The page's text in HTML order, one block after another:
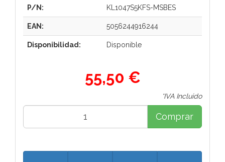
P/N: KL1047S5KFS-MSBES
EAN: 5056244916244
Disponibilidad: Disponible
55,50 €
*IVA Incluido
Comprar